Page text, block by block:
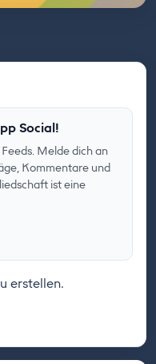
Social!
Melde dich an
Kommentare und
ist eine
erstellen.